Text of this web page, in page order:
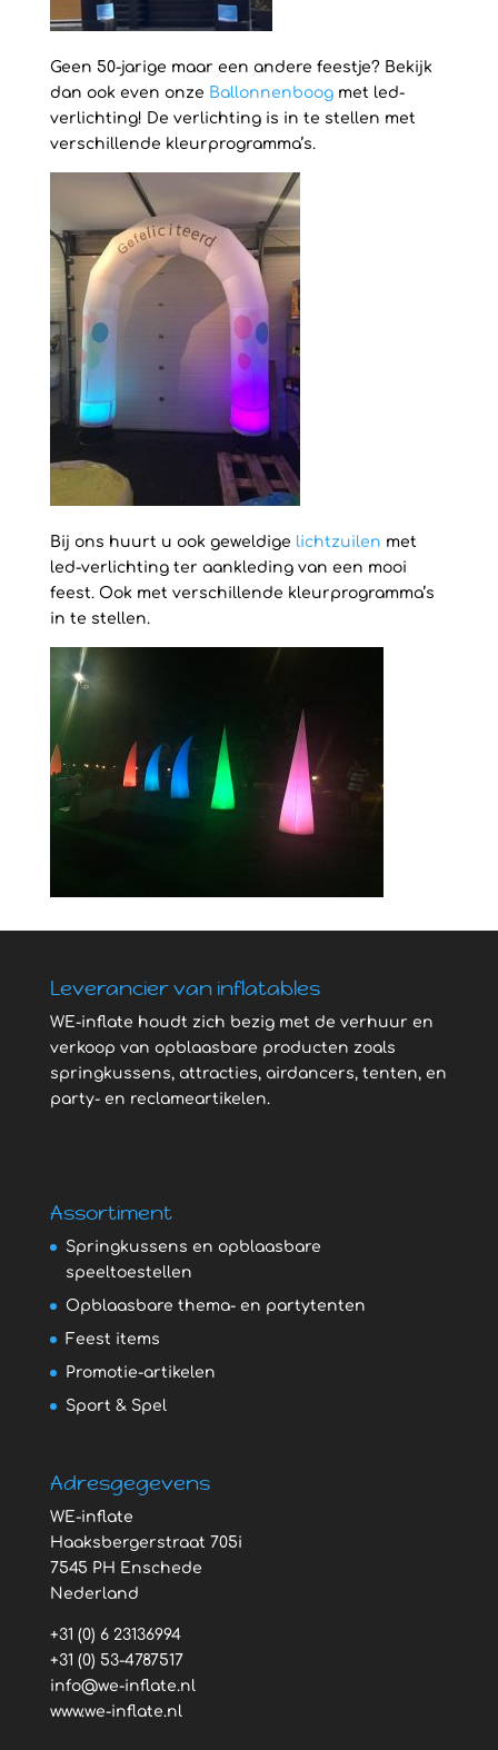
Geen 50-jarige maar een andere feestje? Bekijk
dan ook even onze Ballonnenboogmet led-
verlichting! De verlichting is in te stellen met
verschillende kleurprogramma’s.
Bij ons huurt u ook geweldige lichtzuilen met
led-verlichting ter aankleding van een mooi
feest. Ook met verschillende kleurprogramma’s
in te stellen.
Leverancier van inflatables
WE-inflate houdt zich bezig met de verhuur en
verkoop van opblaasbare producten zoals
springkussens, attracties, airdancers, tenten, en
party- en reclameartikelen.
Assortiment
Springkussens en opblaasbare
speeltoestellen
Opblaasbare thema- en partytenten
Feest items
Promotie-artikelen
Sport & Spel
Adresgegevens
WE-inflate
Haaksbergerstraat 705i
7545 PH Enschede
Nederland
+31 (0) 6 23136994
+31 (0) 53-4787517
info@we-inflate.nl
www.we-inflate.nl